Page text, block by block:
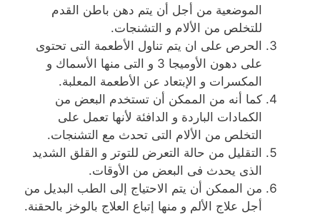
الموضعية من أجل أن يتم دهن باطن القدم
للتخلص من الألام و التشنجات.
الحرص على ان يتم تناول الأطعمة التى تحتوى
على دهون الأوميجا 3 و التى منها الأسماك و
المكسرات و الإبتعاد عن الأطعمة المعلبة.
كما أنه من الممكن أن تستخدم البعض من
الكمادات الباردة و الدافئة لأنها تعمل على
التخلص من الألام التى تحدث مع التشنجات.
التقليل من حالة التعرض للتوتر و القلق الشديد
الذى يحدث فى البعض من الأوقات.
من الممكن أن يتم الاحتياج إلى الطب البديل من
أجل علاج الألم و منها إتباع العلاج بالوخز بالحقنة.